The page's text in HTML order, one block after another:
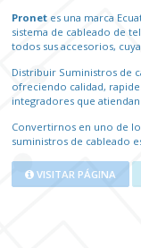
Pronet es una marca
sistema de cableado de
todos sus accesorios,
Distribuir Suministros de
ofreciendo calidad,
integradores que
Convertirnos en uno de
suministros de cableado
VISITAR PÁGINA